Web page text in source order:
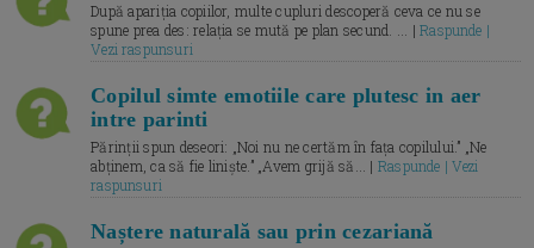
După apariția copiilor, multe cupluri descoperă ceva ce nu se
spune prea des: relația se mută pe plan secund. ... |Raspunde |
Vezi raspunsuri
Copilul simte emotiile care plutesc in aer
intre parinti
Părinții spun deseori: „Noi nu ne certăm în fața copilului.” „Ne
abținem, ca să fie liniște.” „Avem grijă să... | Raspunde | Vezi
raspunsuri
Naștere naturală sau prin cezariană